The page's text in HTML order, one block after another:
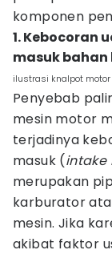
komponen
1. Kebocoran
masuk
ilustrasi knalpot
Penyebab
mesin motor
terjadinya
masuk (intake
merupakan
karburator
mesin. Jika
akibat faktor